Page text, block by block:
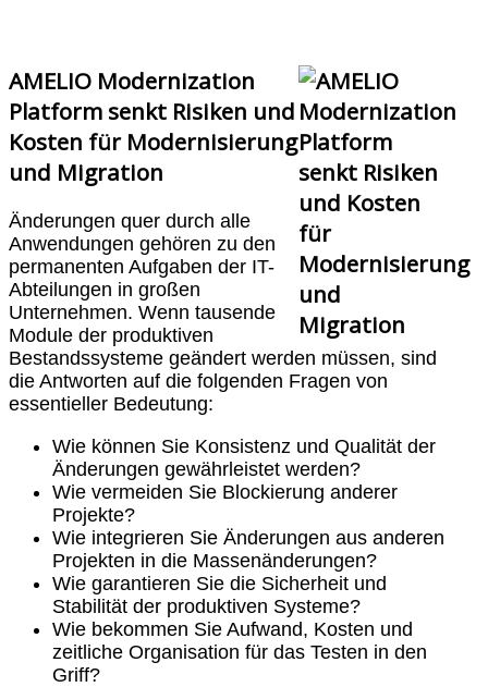
AMELIO Modernization
Platform senkt Risiken und
Kosten für Modernisierung
und Migration
Änderungen quer durch alle
Anwendungen gehören zu den
permanenten Aufgaben der IT-
Abteilungen in großen
Unternehmen. Wenn tausende
Module der produktiven
Bestandssysteme geändert werden müssen, sind
die Antworten auf die folgenden Fragen von
essentieller Bedeutung:
Wie können Sie Konsistenz und Qualität der
Änderungen gewährleistet werden?
Wie vermeiden Sie Blockierung anderer
Projekte?
Wie integrieren Sie Änderungen aus anderen
Projekten in die Massenänderungen?
Wie garantieren Sie die Sicherheit und
Stabilität der produktiven Systeme?
Wie bekommen Sie Aufwand, Kosten und
zeitliche Organisation für das Testen in den
Griff?